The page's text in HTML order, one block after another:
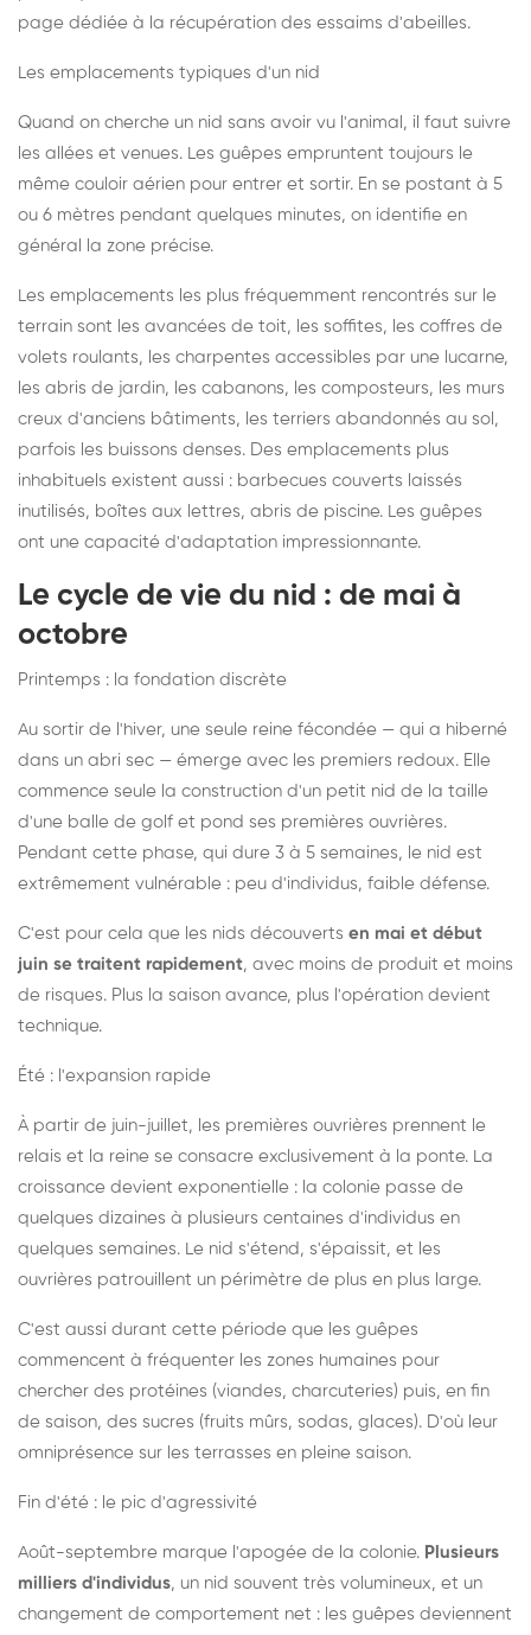
page dédiée à la récupération des essaims d'abeilles.
Les emplacements typiques d'un nid
Quand on cherche un nid sans avoir vu l'animal, il faut suivre
les allées et venues. Les guêpes empruntent toujours le
même couloir aérien pour entrer et sortir. En se postant à 5
ou 6 mètres pendant quelques minutes, on identifie en
général la zone précise.
Les emplacements les plus fréquemment rencontrés sur le
terrain sont les avancées de toit, les soffites, les coffres de
volets roulants, les charpentes accessibles par une lucarne,
les abris de jardin, les cabanons, les composteurs, les murs
creux d'anciens bâtiments, les terriers abandonnés au sol,
parfois les buissons denses. Des emplacements plus
inhabituels existent aussi : barbecues couverts laissés
inutilisés, boîtes aux lettres, abris de piscine. Les guêpes
ont une capacité d'adaptation impressionnante.
Le cycle de vie du nid : de mai à
octobre
Printemps : la fondation discrète
Au sortir de l'hiver, une seule reine fécondée — qui a hiberné
dans un abri sec — émerge avec les premiers redoux. Elle
commence seule la construction d'un petit nid de la taille
d'une balle de golf et pond ses premières ouvrières.
Pendant cette phase, qui dure 3 à 5 semaines, le nid est
extrêmement vulnérable : peu d'individus, faible défense.
C'est pour cela que les nids découverts en mai et début
juin se traitent rapidement, avec moins de produit et moins
de risques. Plus la saison avance, plus l'opération devient
technique.
Été : l'expansion rapide
À partir de juin-juillet, les premières ouvrières prennent le
relais et la reine se consacre exclusivement à la ponte. La
croissance devient exponentielle : la colonie passe de
quelques dizaines à plusieurs centaines d'individus en
quelques semaines. Le nid s'étend, s'épaissit, et les
ouvrières patrouillent un périmètre de plus en plus large.
C'est aussi durant cette période que les guêpes
commencent à fréquenter les zones humaines pour
chercher des protéines (viandes, charcuteries) puis, en fin
de saison, des sucres (fruits mûrs, sodas, glaces). D'où leur
omniprésence sur les terrasses en pleine saison.
Fin d'été : le pic d'agressivité
Août-septembre marque l'apogée de la colonie. Plusieurs
milliers d'individus, un nid souvent très volumineux, et un
changement de comportement net : les guêpes deviennent